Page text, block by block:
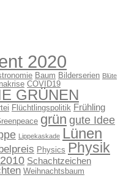
2020
Baum Bilderserien Blüte
COVID19
GRÜNEN
Flüchtlingspolitik Frühling
grün gute Idee
Lippekaskade Lünen
Physics Physik
Schachtzeichen
Weihnachtsbaum